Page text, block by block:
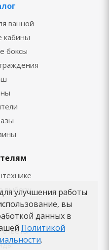
ванной
боксы
выбору
улучшения работы
вы
данных в
Политикой
.